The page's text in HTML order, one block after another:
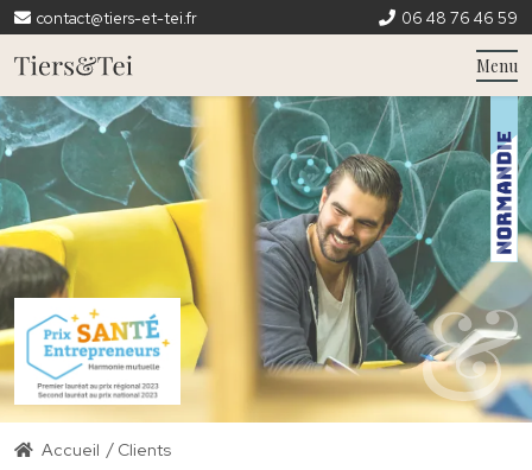
contact@tiers-et-tei.fr 06 48 76 46 59
Menu
Accueil / Clients